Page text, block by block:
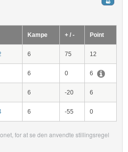
Kampe + / - Point
6 75 12
6 0 6
6 -20 6
6 -55 0
for at se den anvendte stillingsregel